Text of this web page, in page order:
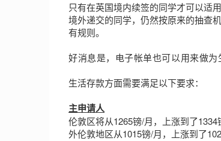
只有在英国境内续签的同学才可以适
境外递交的同学，仍然按原来的抽查
有规则。
好消息是，电子帐单也可以用来做
生活存款方面需要满足以下要求：
主申请人
伦敦区将从1265镑/月，上涨到了1334
外伦敦地区从1015镑/月，上涨到了